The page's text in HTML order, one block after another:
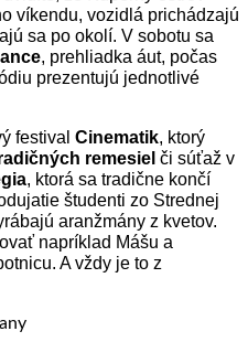
víkendu, vozidlá prichádzajú
sa po okolí. V sobotu sa
, prehliadka áut, počas
prezentujú jednotlivé
festival Cinematik, ktorý
remesiel či súťaž v
, ktorá sa tradične končí
študenti zo Strednej
aranžmány z kvetov.
napríklad Mášu a
A vždy je to z